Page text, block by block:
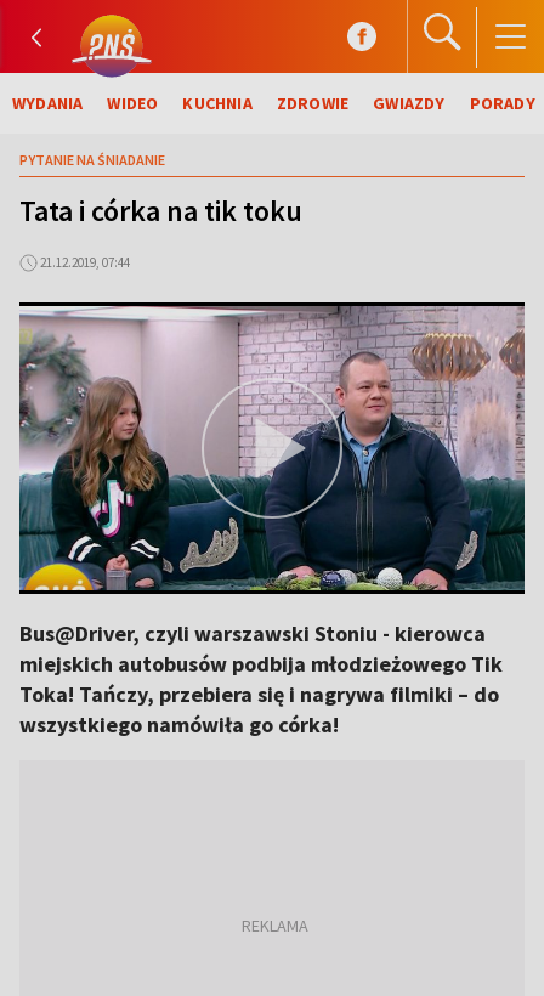
WYDANIA WIDEO KUCHNIA ZDROWIE GWIAZDY PORADY
PYTANIE NA ŚNIADANIE
Tata i córka na tik toku
21.12.2019, 07:44
Bus@Driver, czyli warszawski Stoniu - kierowca
miejskich autobusów podbija młodzieżowego Tik
Toka! Tańczy, przebiera się i nagrywa filmiki – do
wszystkiego namówiła go córka!